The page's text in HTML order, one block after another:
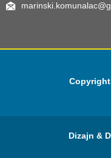
Dizajn &